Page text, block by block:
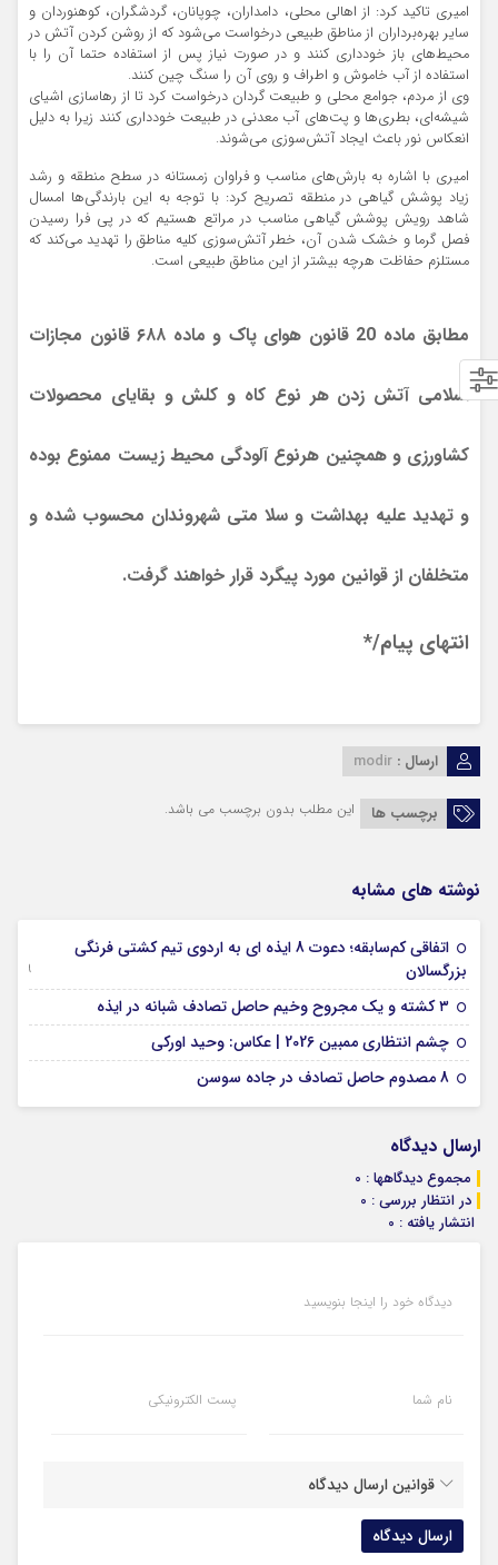
امیری تاکید کرد: از اهالی محلی، دامداران، چوپانان، گردشگران، کوهنوردان و
سایر بهره‌برداران از مناطق طبیعی درخواست می‌شود که از روشن کردن آتش در
محیط‌های باز خودداری کنند و در صورت نیاز پس از استفاده حتما آن را با
استفاده از آب خاموش و اطراف و روی آن را سنگ چین کنند.
وی از مردم، جوامع محلی و طبیعت گردان درخواست کرد تا از رها‌سازی اشیای
شیشه‌ای، بطری‌ها و پت‌های آب معدنی در طبیعت خودداری کنند زیرا به دلیل
انعکاس نور باعث ایجاد آتش‌سوزی می‌شوند.
امیری با اشاره به بارش‌های مناسب و فراوان زمستانه در سطح منطقه و رشد
زیاد پوشش گیاهی در منطقه تصریح کرد: با توجه به این بارندگی‌ها امسال
شاهد رویش پوشش گیاهی مناسب در مراتع هستیم که در پی فرا رسیدن
فصل گرما و خشک شدن آن، خطر آتش‌سوزی کلیه مناطق را تهدید می‌کند که
مستلزم حفاظت هرچه بیشتر از این مناطق طبیعی است.
مطابق ماده 20 قانون هوای پاک و ماده ۶۸۸ قانون مجازات
اسلامی آتش زدن هر نوع کاه و کلش و بقایای محصولات
کشاورزی و همچنین هرنوع آلودگی محیط زیست ممنوع بوده
و تهدید علیه بهداشت و سلا متی شهروندان محسوب شده و
متخلفان از قوانین مورد پیگرد قرار خواهند گرفت.
انتهای پیام/*
ارسال : modir
برچسب ها این مطلب بدون برچسب می باشد.
نوشته های مشابه
اتفاقی کم‌سابقه؛ دعوت 8 ایذه ای به اردوی تیم کشتی فرنگی
بزرگسالان
09 جولای 2026
۳ کشته و یک مجروح وخیم حاصل تصادف شبانه در ایذه
چشم انتظاری ممبین 2026 | عکاس: وحید اورکی
8 مصدوم حاصل تصادف در جاده سوسن
ارسال دیدگاه
مجموع دیدگاهها : 0
در انتظار بررسی : 0
انتشار یافته : 0
دیدگاه خود را اینجا بنویسید
نام شما پست الکترونیکی
قوانین ارسال دیدگاه